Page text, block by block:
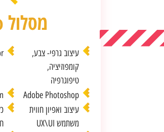
מסלול Pro
עיצוב גרפי- צבע,
קומפוזיציה,
טיפוגרפיה
Adobe Photoshop
עיצוב ואפיון חווית
משתמש UX\UI